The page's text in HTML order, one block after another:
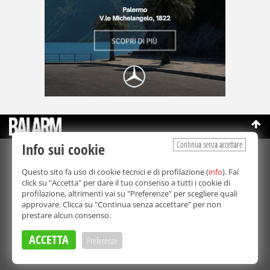
©Copyright 2003-2026
Bmedia Srl
- P.IVA 07064240828
La riproduzione totale o parziale di tutti i contenuti, in qualunque
forma, su qualsiasi supporto è proibita.
Balarm.it è una testata giornalistica registrata. Autorizzazione del
Tribunale di Palermo n° 32 del 21/10/2003
Direttore responsabile:
Continua senza accettare
Info sui cookie
Questo sito fa uso di cookie tecnici e di profilazione (info). Fai
click su "Accetta" per dare il tuo consenso a tutti i cookie di
profilazione, altrimenti vai su "Preferenze" per scegliere quali
approvare. Clicca su "Continua senza accettare" per non
prestare alcun consenso.
ACCETTA Preferenze